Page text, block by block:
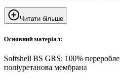
Читати більше
Основний матеріал:
Softshell BS GRS: 100%
поліуретанова мембрана